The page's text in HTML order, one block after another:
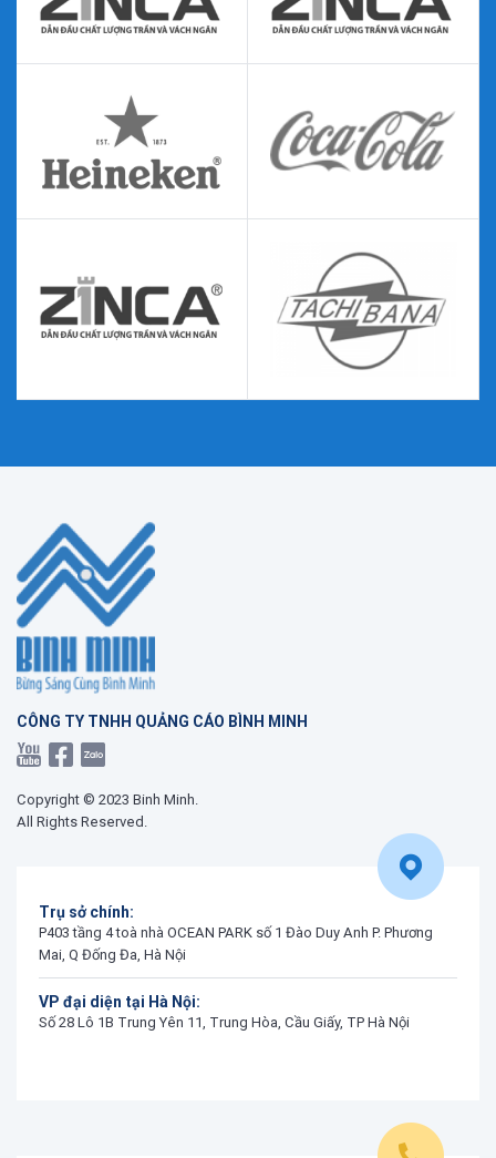
CÔNG TY TNHH QUẢNG CÁO BÌNH MINH
Copyright © 2023 Binh Minh.
All Rights Reserved.
Trụ sở chính:
P403 tầng 4 toà nhà OCEAN PARK số 1 Đào Duy Anh P. Phương
Mai, Q Đống Đa, Hà Nội
VP đại diện tại Hà Nội:
Số 28 Lô 1B Trung Yên 11, Trung Hòa, Cầu Giấy, TP Hà Nội